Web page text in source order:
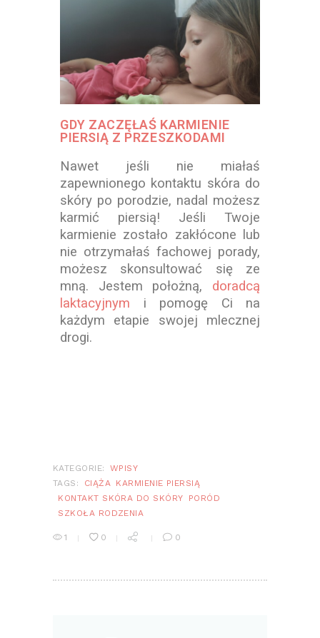
GDY ZACZĘŁAŚ KARMIENIE
PIERSIĄ Z PRZESZKODAMI
Nawet jeśli nie miałaś
zapewnionego kontaktu skóra do
skóry po porodzie, nadal możesz
karmić piersią! Jeśli Twoje
karmienie zostało zakłócone lub
nie otrzymałaś fachowej porady,
możesz skonsultować się ze
mną. Jestem położną, doradcą
laktacyjnym i pomogę Ci na
każdym etapie swojej mlecznej
drogi.
KATEGORIE:
WPISY
TAGS:
CIĄŻA KARMIENIE PIERSIĄ
KONTAKT SKÓRA DO SKÓRY
PORÓD
SZKOŁA RODZENIA
1 0 0